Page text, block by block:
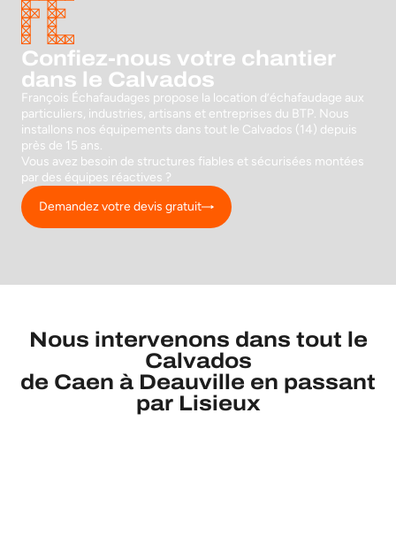
Confiez-nous votre chantier
dans le Calvados
François Échafaudages propose la location d’échafaudage aux
particuliers, industries, artisans et entreprises du BTP. Nous
installons nos équipements dans tout le Calvados (14) depuis
près de 15 ans.
Vous avez besoin de structures fiables et sécurisées montées
par des équipes réactives ?
Demandez votre devis gratuit
Nous intervenons dans tout le
Calvados
de Caen à Deauville en passant
par Lisieux